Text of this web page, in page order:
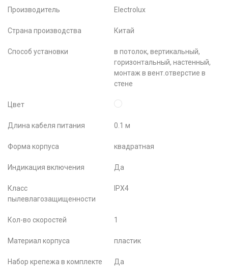
Производитель Electrolux
Страна производства Китай
Способ установки
в потолок, вертикальный,
горизонтальный, настенный,
монтаж в вент.отверстие в
стене
Цвет
Длина кабеля питания 0.1 м
Форма корпуса квадратная
Индикация включения Да
Класс
пылевлагозащищенности
IPX4
Кол-во скоростей 1
Материал корпуса пластик
Набор крепежа в комплекте Да